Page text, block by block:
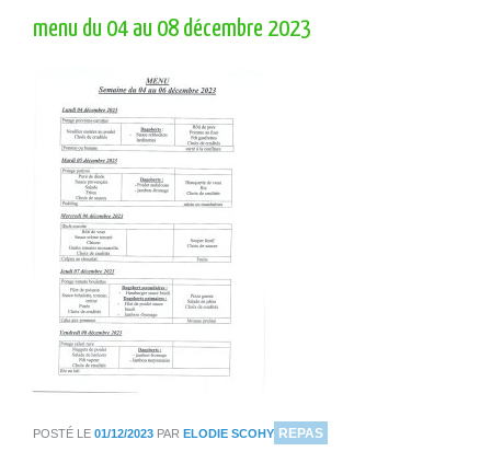
menu du 04 au 08 décembre 2023
POSTÉ LE 01/12/2023 PAR ELODIE SCOHYDANS
REPAS